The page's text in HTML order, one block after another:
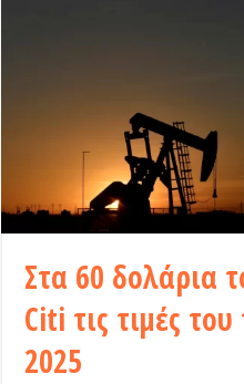
Στα 60 δολάρια
Citi τις τιμές
2025